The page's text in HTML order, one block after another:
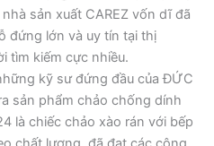
sản xuất CAREZ vốn dĩ đã
đứng lớn và uy tín tại thị
tìm kiếm cực nhiều.
kỹ sư đứng đầu của ĐỨC
sản phẩm chảo chống dính
là chiếc chảo xào rán với bếp